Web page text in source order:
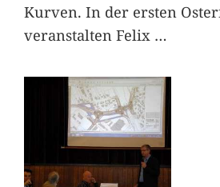
Kurven. In der ersten
veranstalten Felix …